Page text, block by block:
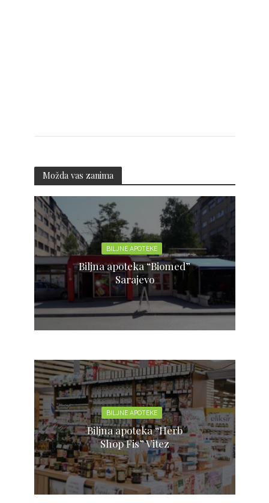
Možda vas zanima
BILJNE APOTEKE
Biljna apoteka “Biomed”
Sarajevo
BILJNE APOTEKE
Biljna apoteka “Herb
Shop Fis” Vitez